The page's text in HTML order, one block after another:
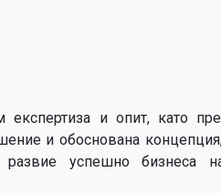
експертиза и опит, като
и обоснована
успешно бизнеса